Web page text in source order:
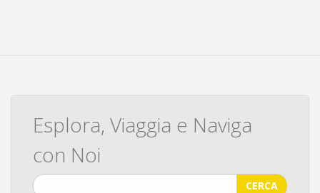
Esplora, Viaggia e Naviga
con Noi
CERCA